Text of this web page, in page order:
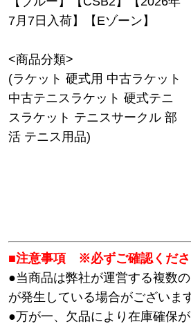
7月7日入荷】【Eゾーン】
<商品分類>
(ラケット 硬式用 中古ラケット
中古テニスラケット 硬式テニ
スラケット テニスサークル 部
活 テニス用品)
■注意事項 ※必ずご確認くださ
●当商品は弊社が運営する複数
が発生している場合がございま
●万が一、欠品により在庫確保